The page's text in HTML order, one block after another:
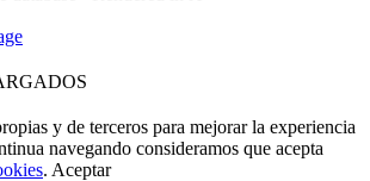
y de terceros para mejorar la experiencia
navegando consideramos que acepta
. Aceptar